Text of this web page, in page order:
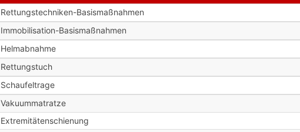
Rettungstechniken-Basismaßnahmen
Immobilisation-Basismaßnahmen
Helmabnahme
Rettungstuch
Schaufeltrage
Vakuummatratze
Extremitätenschienung